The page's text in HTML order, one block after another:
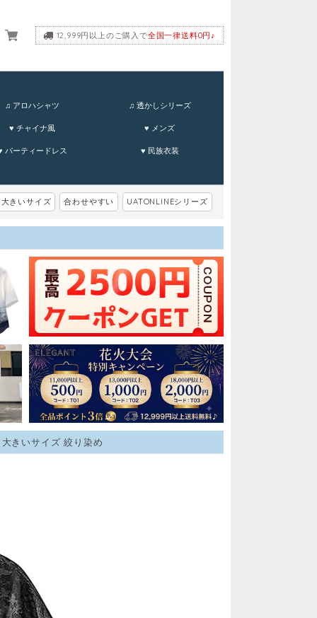
12,999円以上のご購入で全国一律送料0円♪
♫ アロハシャツ ♫ 透かしシリーズ
♥ チャイナ風 ♥ メンズ
パーティードレス ♥ 民族衣装
大きいサイズ 合わせやすい UATONLINEシリーズ
きいサイズ 絞り染め